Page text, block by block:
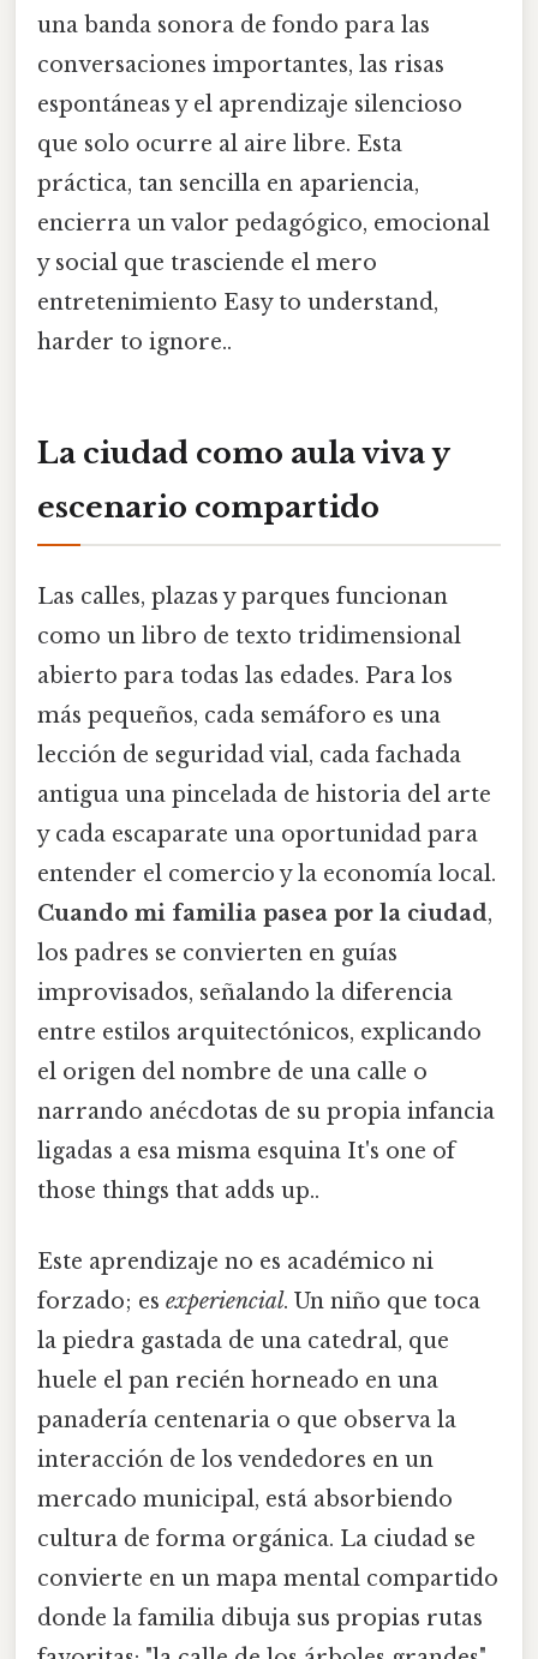
una banda sonora de fondo para las
conversaciones importantes, las risas
espontáneas y el aprendizaje silencioso
que solo ocurre al aire libre. Esta
práctica, tan sencilla en apariencia,
encierra un valor pedagógico, emocional
y social que trasciende el mero
entretenimiento Easy to understand,
harder to ignore..
La ciudad como aula viva y
escenario compartido
Las calles, plazas y parques funcionan
como un libro de texto tridimensional
abierto para todas las edades. Para los
más pequeños, cada semáforo es una
lección de seguridad vial, cada fachada
antigua una pincelada de historia del arte
y cada escaparate una oportunidad para
entender el comercio y la economía local.
Cuando mi familia pasea por la ciudad,
los padres se convierten en guías
improvisados, señalando la diferencia
entre estilos arquitectónicos, explicando
el origen del nombre de una calle o
narrando anécdotas de su propia infancia
ligadas a esa misma esquina It's one of
those things that adds up..
Este aprendizaje no es académico ni
forzado; es experiencial. Un niño que toca
la piedra gastada de una catedral, que
huele el pan recién horneado en una
panadería centenaria o que observa la
interacción de los vendedores en un
mercado municipal, está absorbiendo
cultura de forma orgánica. La ciudad se
convierte en un mapa mental compartido
donde la familia dibuja sus propias rutas